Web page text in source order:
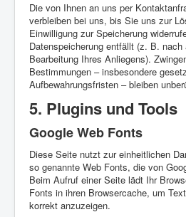
Die von Ihnen an uns per
verbleiben bei uns, bis Sie uns zur
Einwilligung zur Speicherung
Datenspeicherung entfällt (z. B.
Bearbeitung Ihres Anliegens).
Bestimmungen – insbesondere
Aufbewahrungsfristen – bleiben
5. Plugins und Tools
Google Web Fonts
Diese Seite nutzt zur einheitlichen
so genannte Web Fonts, die von
Beim Aufruf einer Seite lädt Ihr
Fonts in ihren Browsercache, um
korrekt anzuzeigen.